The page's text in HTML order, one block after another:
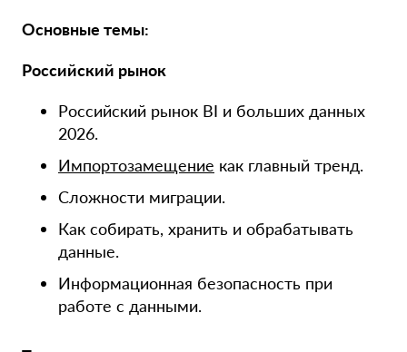
Основные темы:
Российский рынок
Российский рынок BI и больших данных
2026.
Импортозамещение как главный тренд.
Сложности миграции.
Как собирать, хранить и обрабатывать
данные.
Информационная безопасность при
работе с данными.